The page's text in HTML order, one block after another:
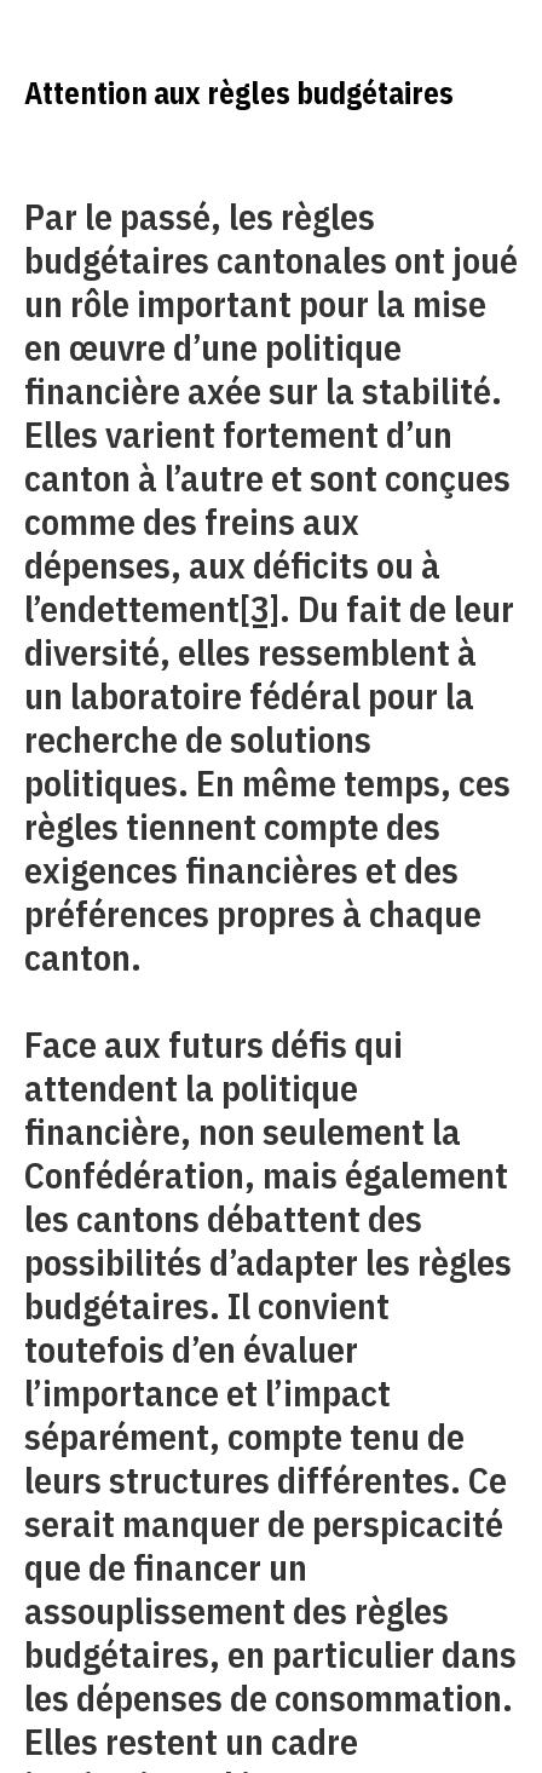
Attention aux règles budgétaires
Par le passé, les règles
budgétaires cantonales ont joué
un rôle important pour la mise
en œuvre d’une politique
financière axée sur la stabilité.
Elles varient fortement d’un
canton à l’autre et sont conçues
comme des freins aux
dépenses, aux déficits ou à
l’endettement[3]. Du fait de leur
diversité, elles ressemblent à
un laboratoire fédéral pour la
recherche de solutions
politiques. En même temps, ces
règles tiennent compte des
exigences financières et des
préférences propres à chaque
canton.
Face aux futurs défis qui
attendent la politique
financière, non seulement la
Confédération, mais également
les cantons débattent des
possibilités d’adapter les règles
budgétaires. Il convient
toutefois d’en évaluer
l’importance et l’impact
séparément, compte tenu de
leurs structures différentes. Ce
serait manquer de perspicacité
que de financer un
assouplissement des règles
budgétaires, en particulier dans
les dépenses de consommation.
Elles restent un cadre